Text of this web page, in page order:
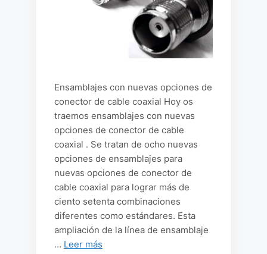
Ensamblajes con nuevas opciones de
conector de cable coaxial Hoy os
traemos ensamblajes con nuevas
opciones de conector de cable
coaxial . Se tratan de ocho nuevas
opciones de ensamblajes para
nuevas opciones de conector de
cable coaxial para lograr más de
ciento setenta combinaciones
diferentes como estándares. Esta
ampliación de la línea de ensamblaje
… Leer más